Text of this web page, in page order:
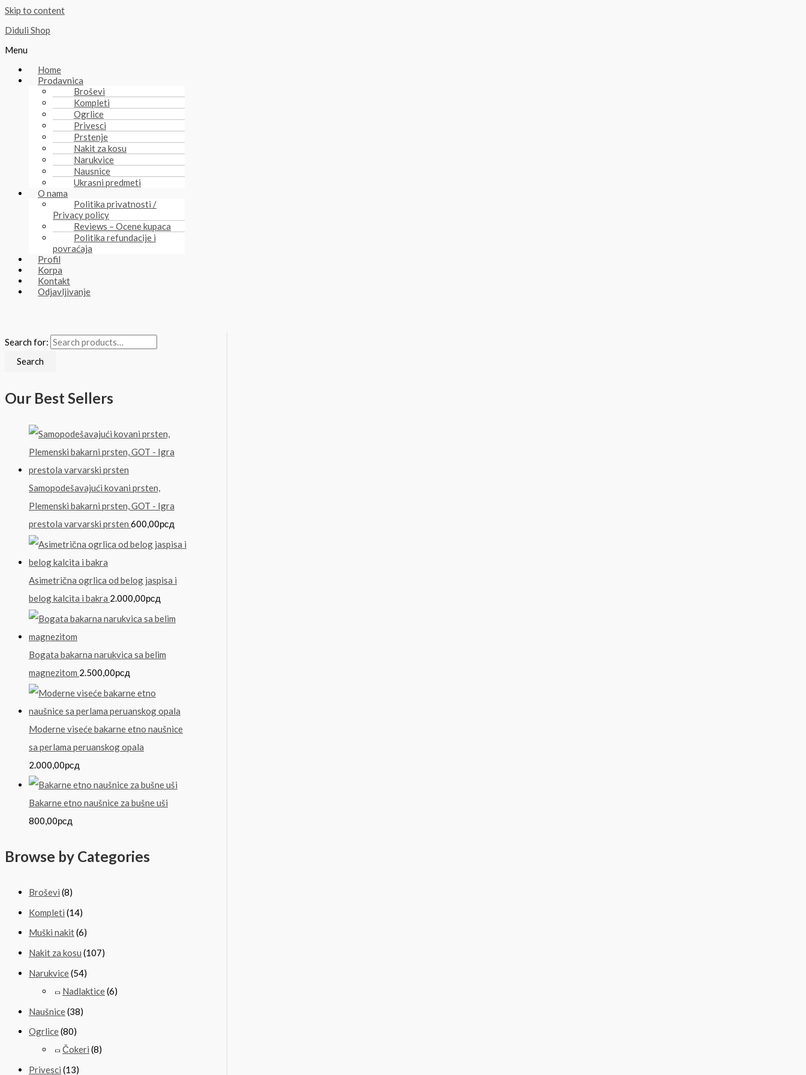
Skip to content
Diduli Shop
Menu
Home
Prodavnica
Broševi
Kompleti
Ogrlice
Privesci
Prstenje
Nakit za kosu
Narukvice
Nausnice
Ukrasni predmeti
O nama
Politika privatnosti /
Privacy policy
Reviews – Ocene kupaca
Politika refundacije i
povraćaja
Profil
Korpa
Kontakt
Odjavljivanje
Search for:
Search
Our Best Sellers
Samopodešavajući kovani prsten,
Plemenski bakarni prsten, GOT - Igra
prestola varvarski prsten 600,00рсд
Asimetrična ogrlica od belog jaspisa i
belog kalcita i bakra 2.000,00рсд
Bogata bakarna narukvica sa belim
magnezitom 2.500,00рсд
Moderne viseće bakarne etno naušnice
sa perlama peruanskog opala
2.000,00рсд
Bakarne etno naušnice za bušne uši
800,00рсд
Browse by Categories
Broševi (8)
Kompleti (14)
Muški nakit(6)
Nakit za kosu (107)
Narukvice(54)
Nadlaktice(6)
Naušnice(38)
Ogrlice(80)
Čokeri (8)
Privesci (13)